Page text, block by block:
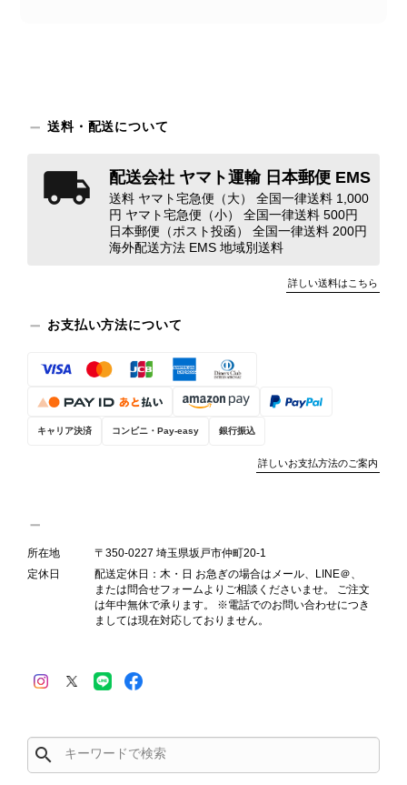
装と内装をそれぞれ確認し、個別にラ
観の印象だけで商品の状態全体を判断
しないためです。また、確認できた汚
れやダメージは、写真や商品説明に反
映しております。 ご不快な思いをさ
れた中で、率直なご意見をお寄せいた
今回のご指摘を重く受け止め、まずは
きます。 掲載内容では分からない状
時の見落としとして真摯に受け止め、
検品方法と状態の伝え方を改めて見直
し、全スタッフで共有してまいりま
す。 オンラインでも安心して商品を
態確認とご案内に努めてまいります。
2026/07/30
商品を無事にお受け取りいただき、ま
送料・配送について
配送会社 ヤマト運輸 日本郵便 EMS
送料 ヤマト宅急便（大） 全国一律送料 1,000
円 ヤマト宅急便（小） 全国一律送料 500円
日本郵便（ポスト投函） 全国一律送料 200円
海外配送方法 EMS 地域別送料
詳しい送料はこちら
お支払い方法について
キャリア決済 コンビニ・Pay-easy 銀行振込
詳しいお支払方法のご案内
所在地
〒350-0227 埼玉県坂戸市仲町20-1
定休日
配送定休日：木・日 お急ぎの場合はメール、LINE＠、
または問合せフォームよりご相談くださいませ。 ご注文
は年中無休で承ります。 ※電話でのお問い合わせにつき
ましては現在対応しておりません。
search